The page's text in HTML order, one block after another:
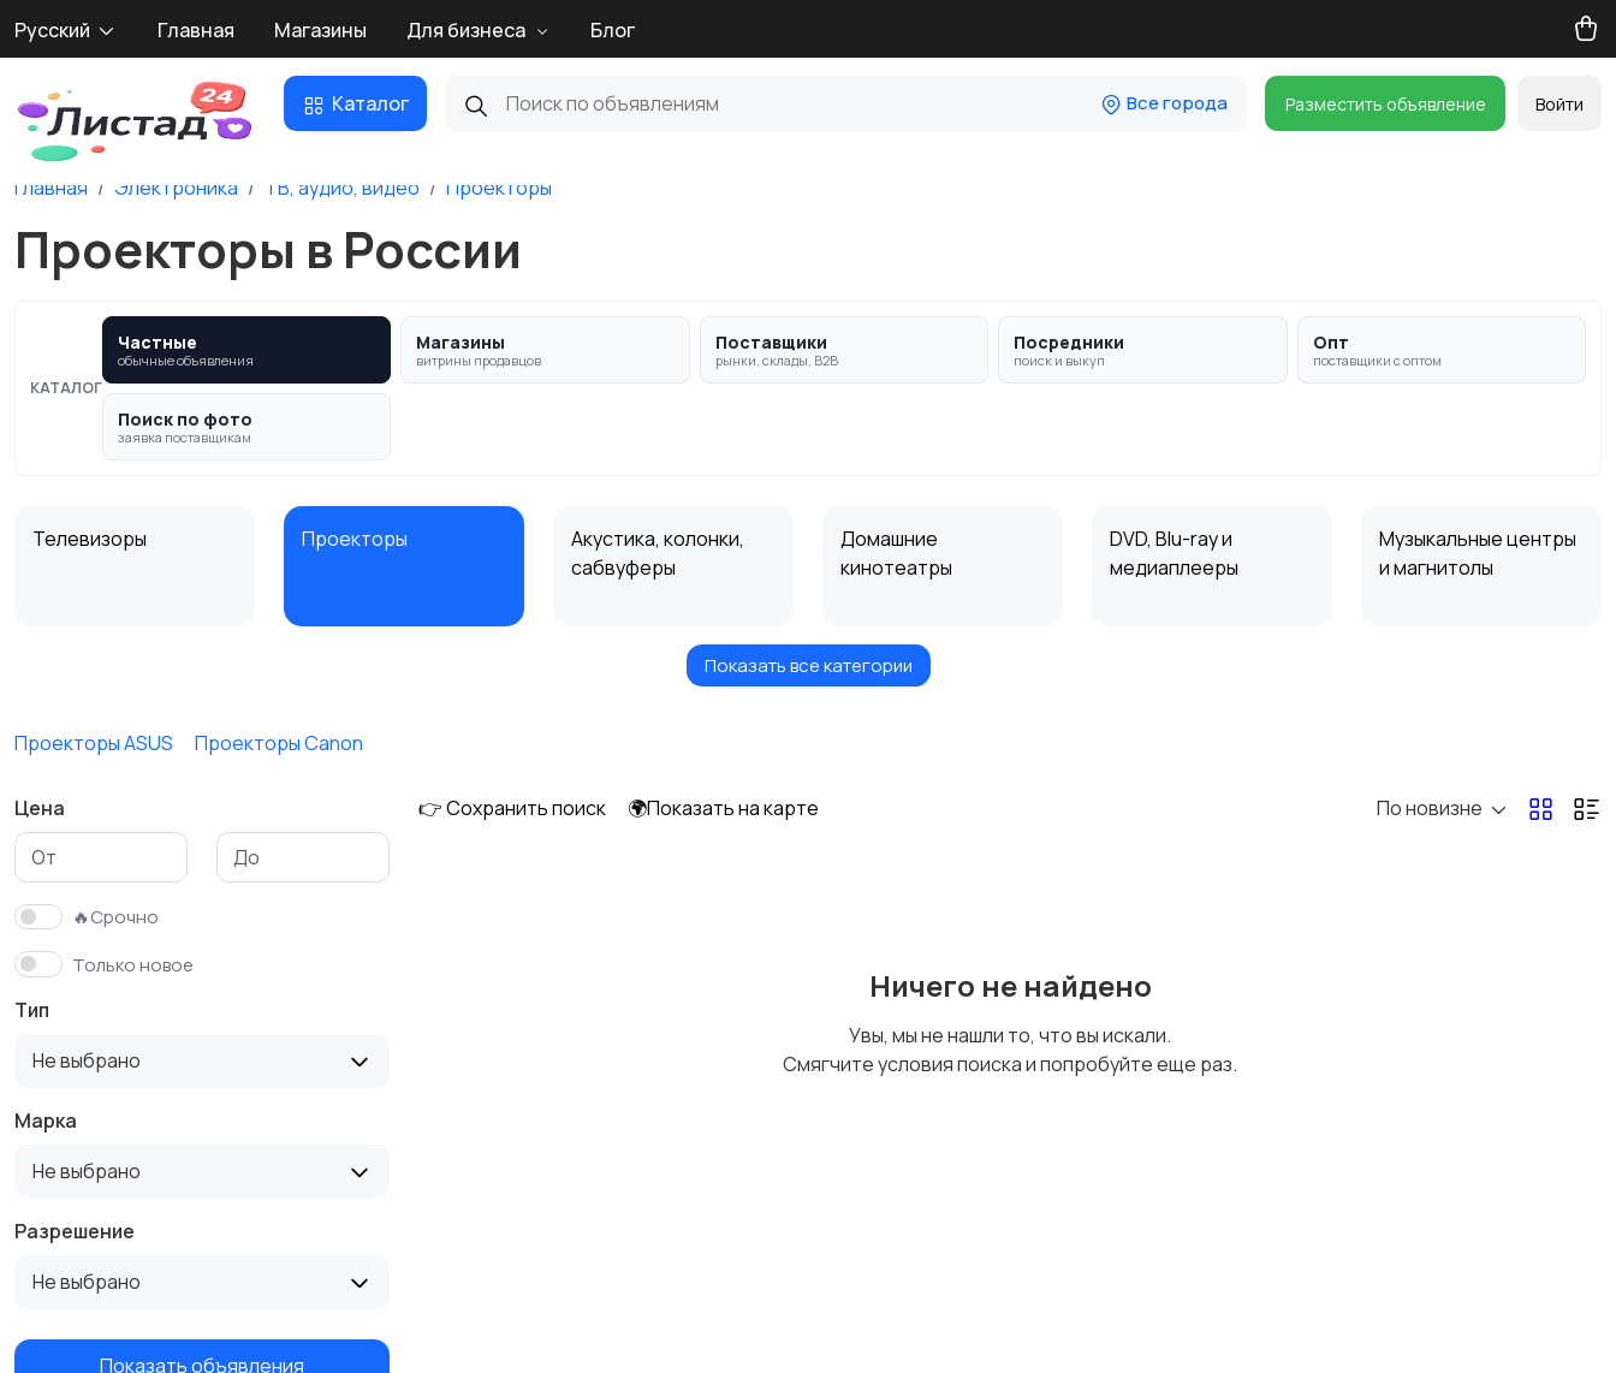
Русский Главная Магазины Для бизнеса Блог
Каталог Все города Разместить объявление Войти
Главная Электроника ТВ, аудио, видео Проекторы
Проекторы в России
КАТАЛОГ
Частные
обычные объявления
Магазины
витрины продавцов
Поставщики
рынки, склады, B2B
Посредники
поиск и выкуп
Опт
поставщики с оптом
Поиск по фото
заявка поставщикам
Телевизоры Проекторы
Акустика, колонки,
сабвуферы
Домашние
кинотеатры
DVD, Blu-ray и
медиаплееры
Музыкальные центры
и магнитолы
Спутниковое и
Аудиоусилители и
Аксессуары
Показать все категории
Проекторы ASUS Проекторы Canon
Цена
🔥Срочно
Только новое
Тип
Не выбрано
Марка
Не выбрано
Разрешение
Не выбрано
Показать объявления
👉 Сохранить поиск 🌍Показать на карте По новизне
Ничего не найдено
Увы, мы не нашли то, что вы искали.
Смягчите условия поиска и попробуйте еще раз.